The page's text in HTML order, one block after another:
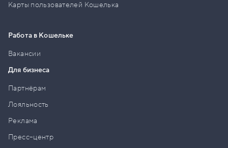
Карты пользователей Кошелька
Работа в Кошельке
Вакансии
Для бизнеса
Партнёрам
Лояльность
Реклама
Пресс–центр